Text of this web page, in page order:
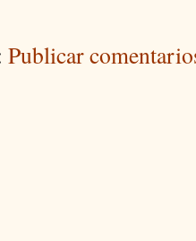
Publicar